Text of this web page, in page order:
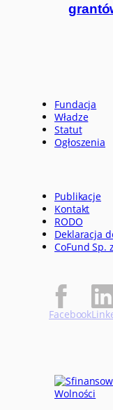
Fundacja
Władze
Statut
Ogłoszenia
Publikacje
Kontakt
RODO
Deklaracja
CoFund Sp.
Facebook